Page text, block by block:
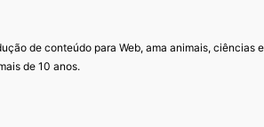
de conteúdo para Web, ama animais, ciências
de 10 anos.